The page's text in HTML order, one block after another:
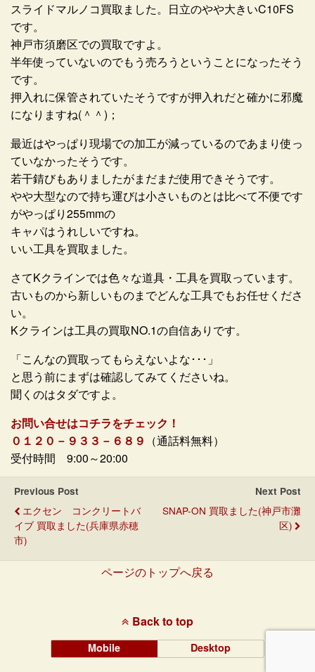
スライドマルノコ買取ました。日立のやや大きいC10FS
です。
神戸市須磨区での買取ですよ。
半年使っていないのでもう売ろうということになったそう
です。
押入れに保管されていたそうですが押入れだと確かに邪魔
になりますね(＾＾)；
最近はやっぱり現場での加工が減っているのであまり使っ
ていなかったそうです。
若干錆びもありましたがまだまだ使用できそうです。
やや大型なので持ち運びは小さいものとは比べて不便です
がやっぱり255mmの
キャパはうれしいですね。
いい工具を買取ました。
さてKクラインでは色々な道具・工具を買取っています。
古いものから新しいものまでどんな工具でもお任せくださ
い。
Kクラインは工具の買取NO.1の自信ありです。
「こんなの買取ってもらえないよな･･･」
と思う前にまずは確認してみてくださいね。
聞くのはタダですよ。
お問い合せはコチラをチェック！
０１２０－９３３－６８９ （通話料無料）
受付時間 9:00～20:00
Previous Post
エクセン コンクリートバ
イブ 買取ました(兵庫県赤穂
市)
Next Post
SNAP-ON 買取ました(神戸市灘
区)
ページのトップへ戻る
Back to top
Mobile Desktop